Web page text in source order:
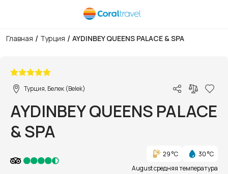
Главная / Турция / AYDINBEY QUEENS PALACE & SPA
Турция, Белек (Belek)
AYDINBEY QUEENS PALACE
& SPA
29 °C
30 °C
August средняя температура